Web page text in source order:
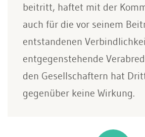
beitritt, haftet mit der
auch für die vor seinem
entstandenen
entgegenstehende
den Gesellschaftern hat
gegenüber keine Wirkung.